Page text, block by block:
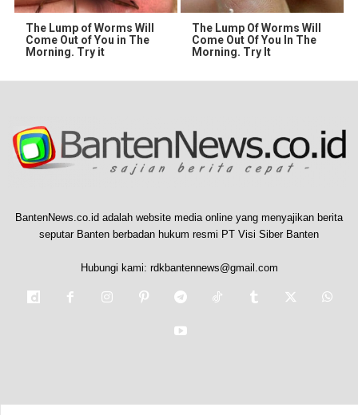
The Lump of Worms Will
Come Out of You in The
Morning. Try it
The Lump Of Worms Will
Come Out Of You In The
Morning. Try It
BantenNews.co.id adalah website media online yang menyajikan berita
seputar Banten berbadan hukum resmi PT Visi Siber Banten
Hubungi kami: rdkbantennews@gmail.com